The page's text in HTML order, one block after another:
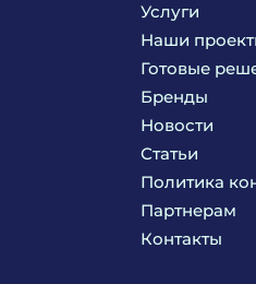
Кухня
Прачечная
Текстиль
Химия
Мебель
Услуги
Поставка
Сервисное
Консалтинг
Продажа
Монтажные
Наши
Готовые
Бренды
Новости
Статьи
Политика
Партнерам
Контакты